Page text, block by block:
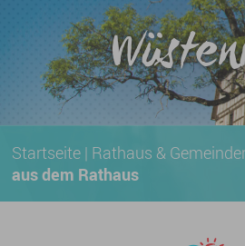
Startseite | Rathaus &
aus dem Rathaus